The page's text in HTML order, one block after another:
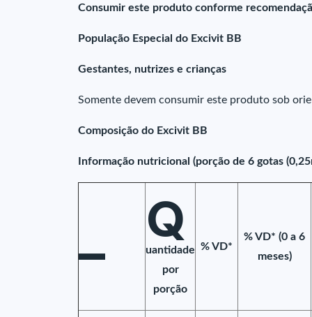
Consumir este produto conforme
População Especial do Excivit BB
Gestantes, nutrizes e crianças
Somente devem consumir este produto sob
Composição do Excivit BB
Informação nutricional (porção de 6 gotas
–
Q
uantidade
por
porção
% VD*
% VD* (0 a 6
meses)